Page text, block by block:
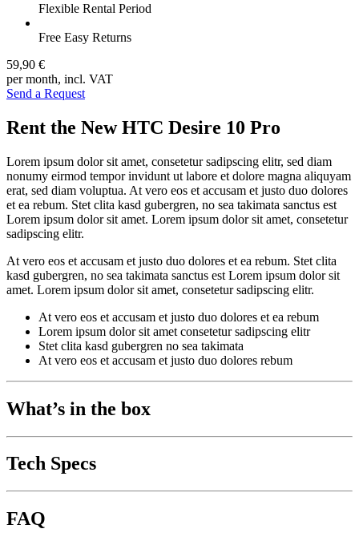
Flexible Rental Period
Free Easy Returns
59,90 €
per month, incl. VAT
Send a Request
Rent the New HTC Desire 10 Pro
Lorem ipsum dolor sit amet, consetetur sadipscing elitr, sed diam
nonumy eirmod tempor invidunt ut labore et dolore magna aliquyam
erat, sed diam voluptua. At vero eos et accusam et justo duo dolores
et ea rebum. Stet clita kasd gubergren, no sea takimata sanctus est
Lorem ipsum dolor sit amet. Lorem ipsum dolor sit amet, consetetur
sadipscing elitr.
At vero eos et accusam et justo duo dolores et ea rebum. Stet clita
kasd gubergren, no sea takimata sanctus est Lorem ipsum dolor sit
amet. Lorem ipsum dolor sit amet, consetetur sadipscing elitr.
At vero eos et accusam et justo duo dolores et ea rebum
Lorem ipsum dolor sit amet consetetur sadipscing elitr
Stet clita kasd gubergren no sea takimata
At vero eos et accusam et justo duo dolores rebum
What’s in the box
Tech Specs
FAQ